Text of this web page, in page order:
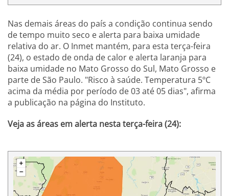
Nas demais áreas do país a condição continua sendo
de tempo muito seco e alerta para baixa umidade
relativa do ar. O Inmet mantém, para esta terça-feira
(24), o estado de onda de calor e alerta laranja para
baixa umidade no Mato Grosso do Sul, Mato Grosso e
parte de São Paulo. "Risco à saúde. Temperatura 5ºC
acima da média por período de 03 até 05 dias", afirma
a publicação na página do Instituto.
Veja as áreas em alerta nesta terça-feira (24):